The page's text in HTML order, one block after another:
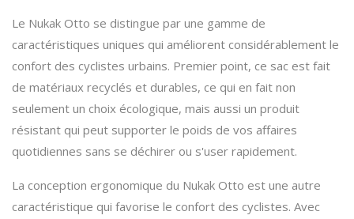
Le Nukak Otto se distingue par une gamme de
caractéristiques uniques qui améliorent considérablement le
confort des cyclistes urbains. Premier point, ce sac est fait
de matériaux recyclés et durables, ce qui en fait non
seulement un choix écologique, mais aussi un produit
résistant qui peut supporter le poids de vos affaires
quotidiennes sans se déchirer ou s'user rapidement.
La conception ergonomique du Nukak Otto est une autre
caractéristique qui favorise le confort des cyclistes. Avec